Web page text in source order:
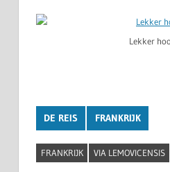
Lekker
DE REIS FRANKRIJK
FRANKRIJK VIA LEMOVICENSIS